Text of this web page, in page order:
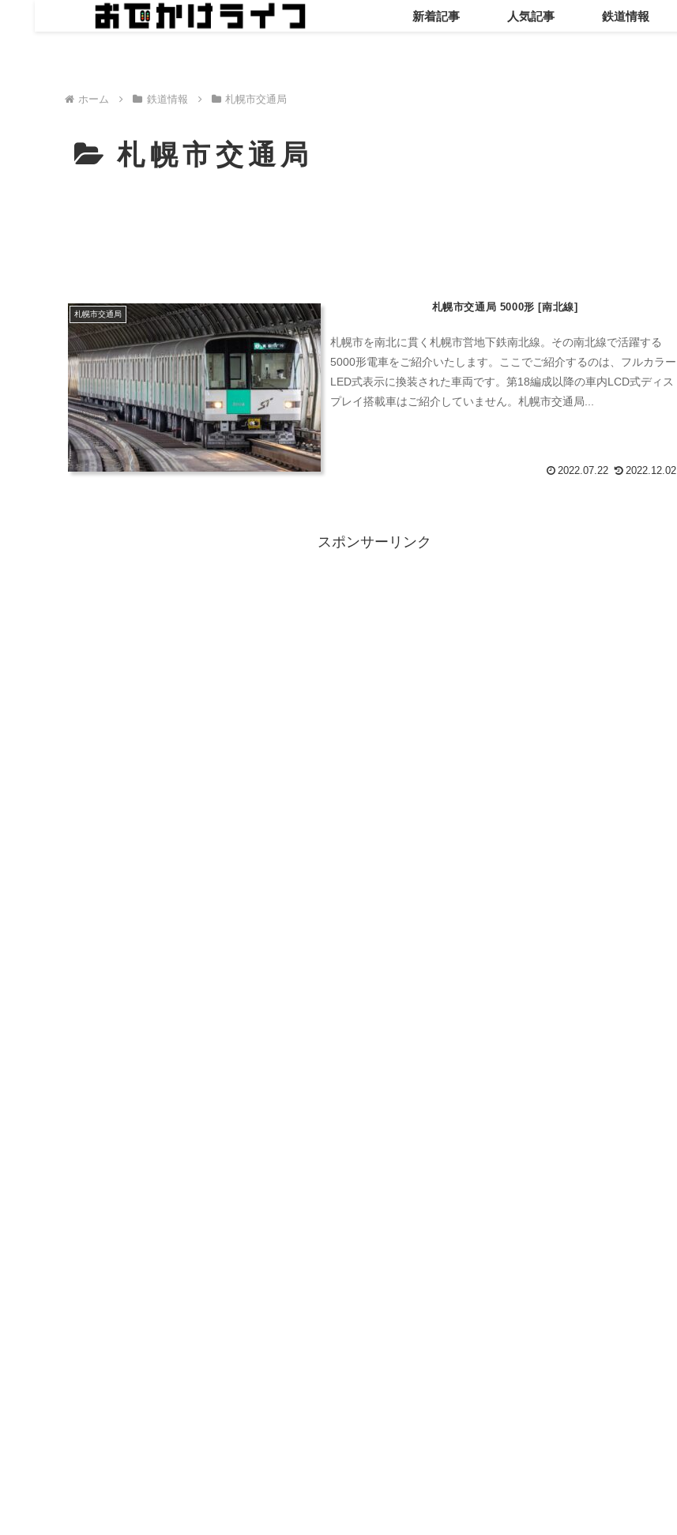
新着記事 人気記事 鉄道情報
ホーム 鉄道情報 札幌市交通局
札幌市交通局
札幌市交通局
札幌市交通局 5000形 [南北線]
札幌市を南北に貫く札幌市営地下鉄南北線。その南北線で活躍する
5000形電車をご紹介いたします。ここでご紹介するのは、フルカラー
LED式表示に換装された車両です。第18編成以降の車内LCD式ディス
プレイ搭載車はご紹介していません。札幌市交通局...
2022.07.22 2022.12.02
スポンサーリンク